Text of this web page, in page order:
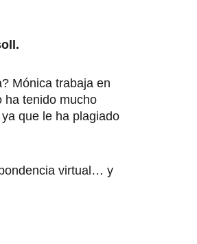
Mónica trabaja en
ha tenido mucho
que le ha plagiado
virtual… y